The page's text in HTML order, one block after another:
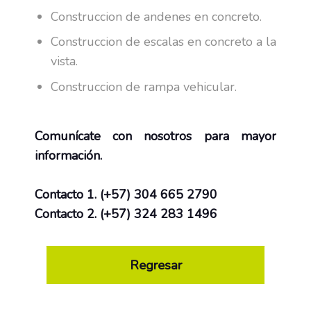
Construccion de andenes en concreto.
Construccion de escalas en concreto a la
vista.
Construccion de rampa vehicular.
Comunícate con nosotros para mayor
información.
Contacto 1. (+57) 304 665 2790
Contacto 2. (+57) 324 283 1496
Regresar